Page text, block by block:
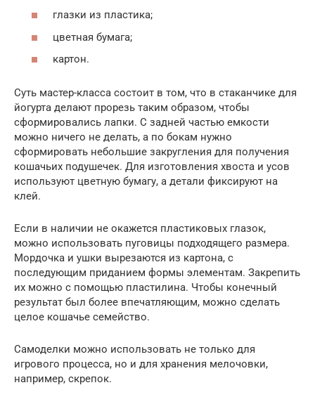
глазки из пластика;
цветная бумага;
картон.
Суть мастер-класса состоит в том, что в стаканчике для
йогурта делают прорезь таким образом, чтобы
сформировались лапки. С задней частью емкости
можно ничего не делать, а по бокам нужно
сформировать небольшие закругления для получения
кошачьих подушечек. Для изготовления хвоста и усов
используют цветную бумагу, а детали фиксируют на
клей.
Если в наличии не окажется пластиковых глазок,
можно использовать пуговицы подходящего размера.
Мордочка и ушки вырезаются из картона, с
последующим приданием формы элементам. Закрепить
их можно с помощью пластилина. Чтобы конечный
результат был более впечатляющим, можно сделать
целое кошачье семейство.
Самоделки можно использовать не только для
игрового процесса, но и для хранения мелочовки,
например, скрепок.